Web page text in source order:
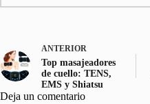
ANTERIOR
Top masajeadores
de cuello: TENS,
EMS y Shiatsu
Deja un comentario